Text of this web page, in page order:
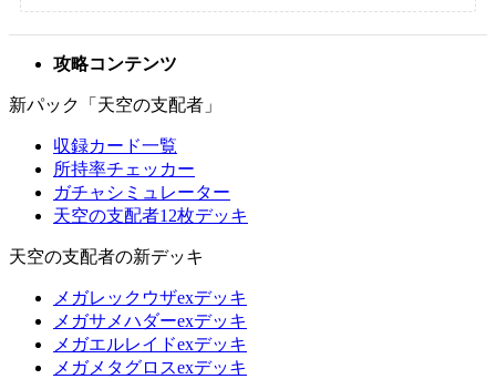
攻略コンテンツ
新パック「天空の支配者」
収録カード一覧
所持率チェッカー
ガチャシミュレーター
天空の支配者12枚デッキ
天空の支配者の新デッキ
メガレックウザexデッキ
メガサメハダーexデッキ
メガエルレイドexデッキ
メガメタグロスexデッキ